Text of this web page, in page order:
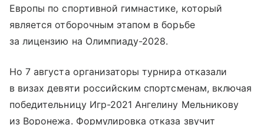
Европы по спортивной гимнастике, который
является отборочным этапом в борьбе
за лицензию на Олимпиаду-2028.
Но 7 августа организаторы турнира отказали
в визах девяти российским спортсменам, включая
победительницу Игр-2021 Ангелину Мельникову
из Воронежа. Формулировка отказа звучит